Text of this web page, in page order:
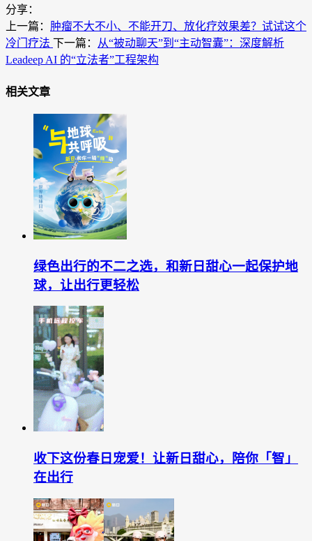
分享：
上一篇： 肿瘤不大不小、不能开刀、放化疗效果差？试试这个
冷门疗法 下一篇：
从“被动聊天”到“主动智囊”：深度解析
Leadeep AI 的“立法者”工程架构
相关文章
绿色出行的不二之选，和新日甜心一起保护地
球，让出行更轻松
收下这份春日宠爱！让新日甜心，陪你「智」
在出行